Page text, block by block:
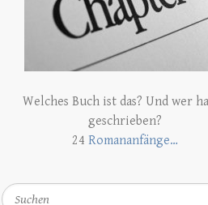
Welches Buch ist das? Und wer
geschrieben?
24Romananfänge…
Suchen